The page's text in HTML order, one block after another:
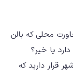
محلی که بالن
یا خیر؟
قرار دارید که